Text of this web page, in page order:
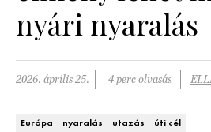
PSZICHÉ
ÉLETMÓD
PÁRKAPCSOLAT
nyári nyaralás
2026. április 25. 4 perc olvasás
Európa nyaralás utazás úti cél